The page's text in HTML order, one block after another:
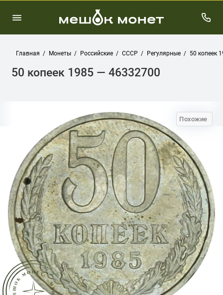
Главная Монеты Российские СССР Регулярные 50 копеек
50 копеек 1985 — 46332700
Похожие